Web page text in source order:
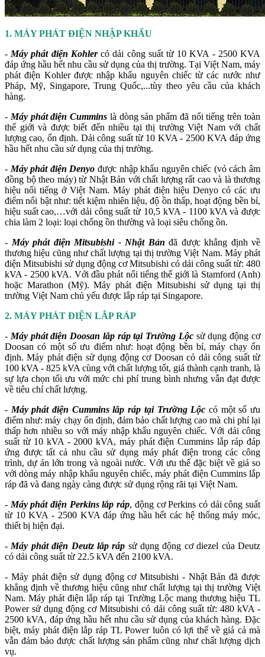
1. MÁY PHÁT ĐIỆN NHẬP KHẨU
- Máy phát điện Kohlercó dải công suất từ 10 KVA - 2500 KVA
đáp ứng hầu hết nhu cầu sử dụng của thị trường. Tại Việt Nam, máy
phát điện Kohler được nhập khẩu nguyên chiếc từ các nước như
Pháp, Mỹ, Singapore, Trung Quốc,...tùy theo yêu cầu của khách
hàng.
- Máy phát điện Cummins là dòng sản phẩm đã nổi tiếng trên toàn
thế giới và được biết đến nhiều tại thị trường Việt Nam với chất
lượng cao, ổn định. Dải công suất từ 10 KVA - 2500 KVA đáp ứng
hầu hết nhu cầu sử dụng của thị trường.
- Máy phát điện Denyo được nhập khẩu nguyên chiếc (vỏ cách âm
đồng bộ theo máy) từ Nhật Bản với chất lượng rất cao và là thương
hiệu nổi tiếng ở Việt Nam. Máy phát điện hiệu Denyo có các ưu
điểm nổi bật như: tiết kiệm nhiên liệu, độ ồn thấp, hoạt động bền bỉ,
hiệu suất cao,…với dải công suất từ 10,5 kVA - 1100 kVA và được
chia làm 2 loại: loại chống ồn thường và loại siêu chống ồn.
- Máy phát điện Mitsubishi - Nhật Bản đã được khẳng định về
thương hiệu cũng như chất lượng tại thị trường Việt Nam. Máy phát
điện Mitsubishi sử dụng động cơ Mitsubishi có dải công suất từ: 480
kVA - 2500 kVA. Với đầu phát nổi tiếng thế giới là Stamford (Anh)
hoặc Marathon (Mỹ). Máy phát điện Mitsubishi sử dụng tại thị
trường Việt Nam chủ yếu được lắp ráp tại Singapore.
2. MÁY PHÁT ĐIỆN LẮP RÁP
- Máy phát điện Doosan lắp ráp tại Trường Lộcsử dụng động cơ
Doosan có một số ưu điểm như: hoạt động bền bỉ, máy chạy ổn
định. Máy phát điện sử dụng động cơ Doosan có dải công suất từ
100 kVA - 825 kVA cùng với chất lượng tốt, giá thành cạnh tranh, là
sự lựa chọn tối ưu với mức chi phí trung bình nhưng vẫn đạt được
về tiêu chí chất lượng.
- Máy phát điện Cummins lắp ráp tại Trường Lộc có một số ưu
điểm như: máy chạy ổn định, đảm bảo chất lượng cao mà chi phí lại
thấp hơn nhiều so với máy nhập khẩu nguyên chiếc. Với dải công
suất từ 10 kVA - 2000 kVA, máy phát điện Cummins lắp ráp đáp
ứng được tất cả nhu cầu sử dụng máy phát điện trong các công
trình, dự án lớn trong và ngoài nước. Với ưu thế đặc biệt về giá so
với dòng máy nhập khẩu nguyên chiếc, máy phát điện Cummins lắp
ráp đã và đang ngày càng được sử dụng rộng rãi tại Việt Nam.
- Máy phát điện Perkins lắp ráp, động cơ Perkins có dải công suất
từ 10 KVA - 2500 KVA đáp ứng hầu hết các hệ thống máy móc,
thiết bị hiện đại.
- Máy phát điện Deutz lắp ráp sử dụng động cơ diezel của Deutz
có dải công suất từ 22.5 kVA đến 2100 kVA.
- Máy phát điện sử dụng động cơ Mitsubishi - Nhật Bản đã được
khẳng định về thương hiệu cũng như chất lượng tại thị trường Việt
Nam. Máy phát điện lắp ráp tại Trường Lộc mang thương hiệu TL
Power sử dụng động cơ Mitsubishi có dải công suất từ: 480 kVA -
2500 kVA, đáp ứng hầu hết nhu cầu sử dụng của khách hàng. Đặc
biệt, máy phát điện lắp ráp TL Power luôn có lợi thế về giá cả mà
vẫn đảm bảo được chất lượng sản phẩm cũng như chất lượng dịch
vụ.